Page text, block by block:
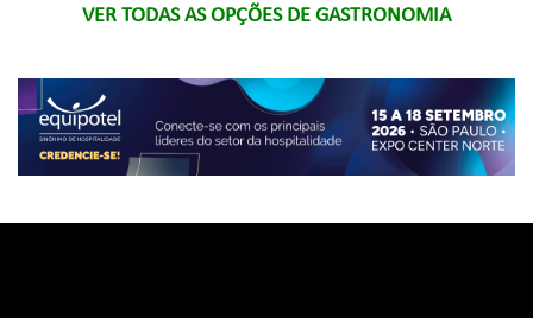
VER TODAS AS OPÇÕES DE GASTRONOMIA